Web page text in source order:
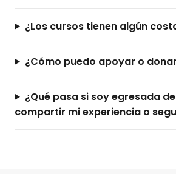
¿Los cursos tienen algún
¿Cómo puedo apoyar o
¿Qué pasa si soy egresada
compartir mi experiencia o